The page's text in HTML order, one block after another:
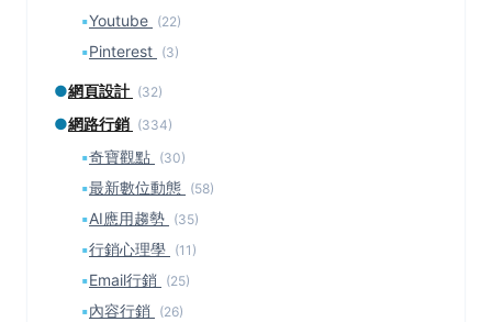
▪Youtube (22)
▪Pinterest (3)
●網頁設計 (32)
●網路行銷 (334)
▪奇寶觀點 (30)
▪最新數位動態 (58)
▪AI應用趨勢 (35)
▪行銷心理學 (11)
▪Email行銷 (25)
▪內容行銷 (26)